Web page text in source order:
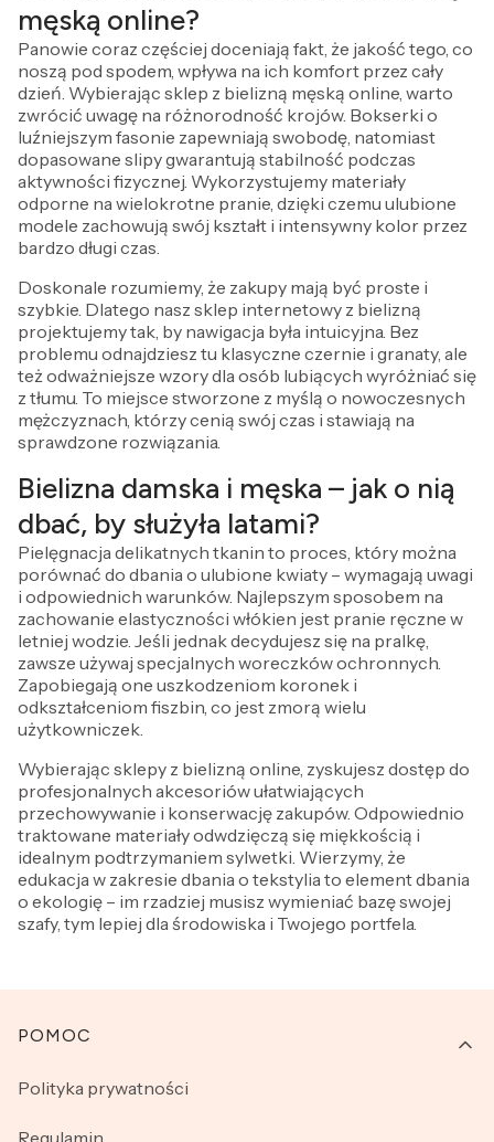
męską online?
Panowie coraz częściej doceniają fakt, że jakość tego, co
noszą pod spodem, wpływa na ich komfort przez cały
dzień. Wybierając sklep z bielizną męską online, warto
zwrócić uwagę na różnorodność krojów. Bokserki o
luźniejszym fasonie zapewniają swobodę, natomiast
dopasowane slipy gwarantują stabilność podczas
aktywności fizycznej. Wykorzystujemy materiały
odporne na wielokrotne pranie, dzięki czemu ulubione
modele zachowują swój kształt i intensywny kolor przez
bardzo długi czas.
Doskonale rozumiemy, że zakupy mają być proste i
szybkie. Dlatego nasz sklep internetowy z bielizną
projektujemy tak, by nawigacja była intuicyjna. Bez
problemu odnajdziesz tu klasyczne czernie i granaty, ale
też odważniejsze wzory dla osób lubiących wyróżniać się
z tłumu. To miejsce stworzone z myślą o nowoczesnych
mężczyznach, którzy cenią swój czas i stawiają na
sprawdzone rozwiązania.
Bielizna damska i męska – jak o nią
dbać, by służyła latami?
Pielęgnacja delikatnych tkanin to proces, który można
porównać do dbania o ulubione kwiaty – wymagają uwagi
i odpowiednich warunków. Najlepszym sposobem na
zachowanie elastyczności włókien jest pranie ręczne w
letniej wodzie. Jeśli jednak decydujesz się na pralkę,
zawsze używaj specjalnych woreczków ochronnych.
Zapobiegają one uszkodzeniom koronek i
odkształceniom fiszbin, co jest zmorą wielu
użytkowniczek.
Wybierając sklepy z bielizną online, zyskujesz dostęp do
profesjonalnych akcesoriów ułatwiających
przechowywanie i konserwację zakupów. Odpowiednio
traktowane materiały odwdzięczą się miękkością i
idealnym podtrzymaniem sylwetki. Wierzymy, że
edukacja w zakresie dbania o tekstylia to element dbania
o ekologię – im rzadziej musisz wymieniać bazę swojej
szafy, tym lepiej dla środowiska i Twojego portfela.
Linki w stopce
POMOC
Polityka prywatności
Regulamin